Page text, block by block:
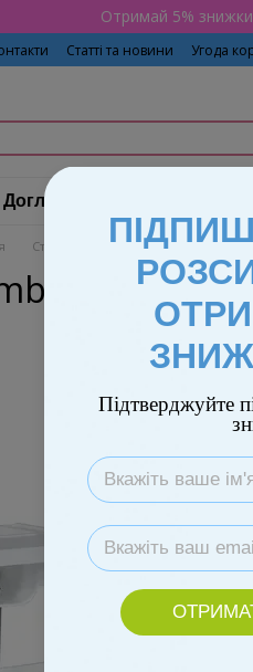
Отримай 5% знижки
Статті та новини Угода
Догляд і гігієна
Стільчики для годування Bambi
M 4209-2
Підтверджуйте